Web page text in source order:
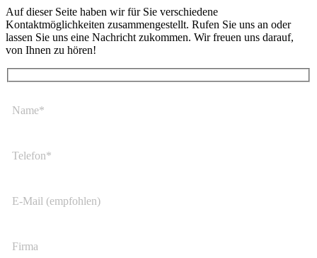
Auf dieser Seite haben wir für Sie verschiedene
Kontaktmöglichkeiten zusammengestellt. Rufen Sie uns an oder
lassen Sie uns eine Nachricht zukommen. Wir freuen uns darauf,
von Ihnen zu hören!